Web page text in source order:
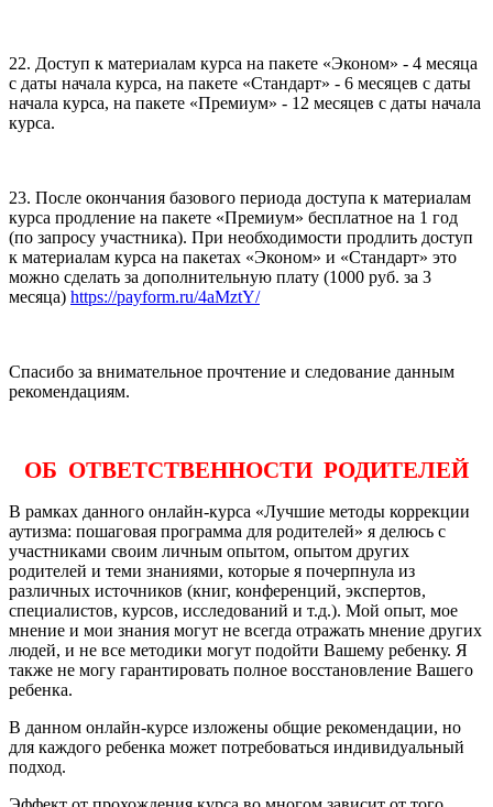
22. Доступ к материалам курса на пакете «Эконом» - 4 месяца
с даты начала курса, на пакете «Стандарт» - 6 месяцев с даты
начала курса, на пакете «Премиум» - 12 месяцев с даты начала
курса.
23. После окончания базового периода доступа к материалам
курса продление на пакете «Премиум» бесплатное на 1 год
(по запросу участника). При необходимости продлить доступ
к материалам курса на пакетах «Эконом» и «Стандарт» это
можно сделать за дополнительную плату (1000 руб. за 3
месяца) https://payform.ru/4aMztY/
Спасибо за внимательное прочтение и следование данным
рекомендациям.
ОБ ОТВЕТСТВЕННОСТИ РОДИТЕЛЕЙ
В рамках данного онлайн-курса «Лучшие методы коррекции
аутизма: пошаговая программа для родителей» я делюсь с
участниками своим личным опытом, опытом других
родителей и теми знаниями, которые я почерпнула из
различных источников (книг, конференций, экспертов,
специалистов, курсов, исследований и т.д.). Мой опыт, мое
мнение и мои знания могут не всегда отражать мнение других
людей, и не все методики могут подойти Вашему ребенку. Я
также не могу гарантировать полное восстановление Вашего
ребенка.
В данном онлайн-курсе изложены общие рекомендации, но
для каждого ребенка может потребоваться индивидуальный
подход.